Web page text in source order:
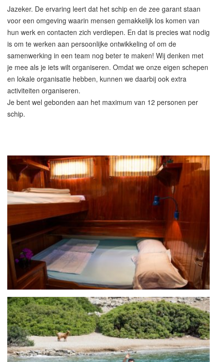
Jazeker. De ervaring leert dat het schip en de zee garant staan
voor een omgeving waarin mensen gemakkelijk los komen van
hun werk en contacten zich verdiepen. En dat is precies wat nodig
is om te werken aan persoonlijke ontwikkeling of om de
samenwerking in een team nog beter te maken! Wij denken met
je mee als je iets wilt organiseren. Omdat we onze eigen schepen
en lokale organisatie hebben, kunnen we daarbij ook extra
activiteiten organiseren.
Je bent wel gebonden aan het maximum van 12 personen per
schip.